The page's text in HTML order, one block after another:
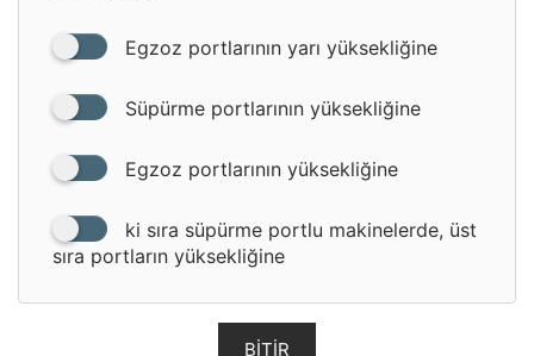
Egzoz portlarının yarı yüksekliğine
Süpürme portlarının yüksekliğine
Egzoz portlarının yüksekliğine
ki sıra süpürme portlu makinelerde, üst
sıra portların yüksekliğine
BITIR